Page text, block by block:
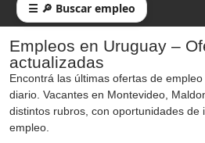
☰ 🔎 Buscar empleo
Empleos en Uruguay –
actualizadas
Encontrá las últimas ofertas de
diario. Vacantes en Montevideo,
distintos rubros, con oportunidades de
empleo.